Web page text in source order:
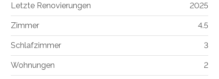
Letzte Renovierungen 2025
Zimmer 4.5
Schlafzimmer 3
Wohnungen 2